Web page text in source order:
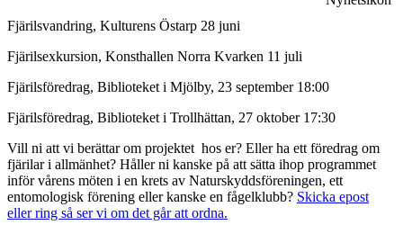
Fjärilsvandring, Kulturens Östarp 28 juni
Fjärilsexkursion, Konsthallen Norra Kvarken 11 juli
Fjärilsföredrag, Biblioteket i Mjölby, 23 september 18:00
Fjärilsföredrag, Biblioteket i Trollhättan, 27 oktober 17:30
Vill ni att vi berättar om projektet hos er? Eller ha ett föredrag om
fjärilar i allmänhet? Håller ni kanske på att sätta ihop programmet
inför vårens möten i en krets av Naturskyddsföreningen, ett
entomologisk förening eller kanske en fågelklubb? Skicka epost
eller ring så ser vi om det går att ordna.